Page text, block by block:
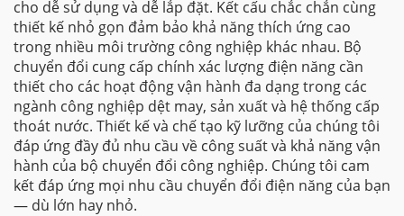
cho dễ sử dụng và dễ lắp đặt. Kết cấu chắc chắn cùng
thiết kế nhỏ gọn đảm bảo khả năng thích ứng cao
trong nhiều môi trường công nghiệp khác nhau. Bộ
chuyển đổi cung cấp chính xác lượng điện năng cần
thiết cho các hoạt động vận hành đa dạng trong các
ngành công nghiệp dệt may, sản xuất và hệ thống cấp
thoát nước. Thiết kế và chế tạo kỹ lưỡng của chúng tôi
đáp ứng đầy đủ nhu cầu về công suất và khả năng vận
hành của bộ chuyển đổi công nghiệp. Chúng tôi cam
kết đáp ứng mọi nhu cầu chuyển đổi điện năng của bạn
— dù lớn hay nhỏ.